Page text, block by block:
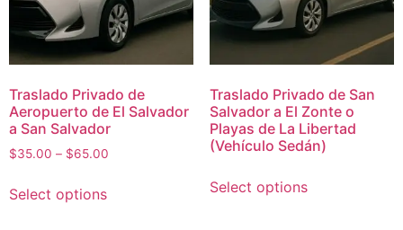
Traslado Privado de
Aeropuerto de El Salvador
a San Salvador
$35.00 – $65.00
Select options
Traslado Privado de San
Salvador a El Zonte o
Playas de La Libertad
(Vehículo Sedán)
Select options